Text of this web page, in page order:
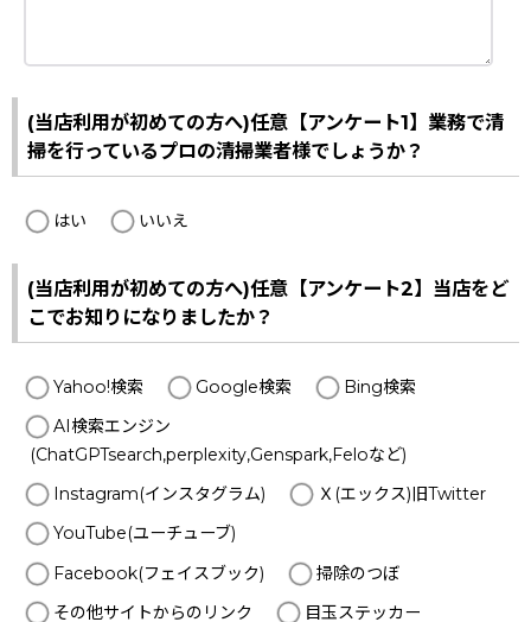
(当店利用が初めての方へ)任意【アンケート1】業務で清
掃を行っているプロの清掃業者様でしょうか？
はい いいえ
(当店利用が初めての方へ)任意【アンケート2】当店をど
こでお知りになりましたか？
Yahoo!検索 Google検索
Bing検索
AI検索エンジン
(ChatGPTsearch,perplexity,Genspark,Feloなど)
Instagram(インスタグラム)
Ｘ(エックス)旧Twitter
YouTube(ユーチューブ)
Facebook(フェイスブック)
掃除のつぼ
その他サイトからのリンク
目玉ステッカー